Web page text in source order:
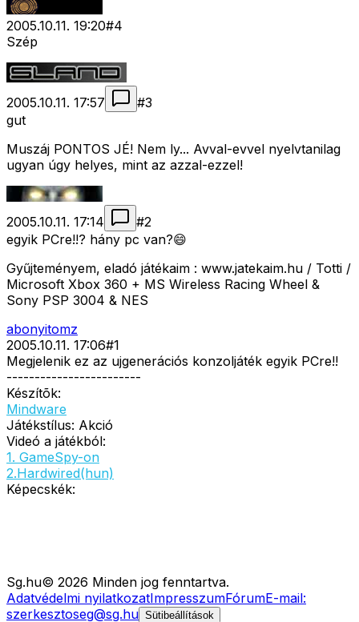
2005.10.11. 19:20#4
Szép
2005.10.11. 17:57 #3
gut
Muszáj PONTOS JÉ! Nem ly... Avval-evvel nyelvtanilag
ugyan úgy helyes, mint az azzal-ezzel!
2005.10.11. 17:14 #2
egyik PCre!!? hány pc van?😄
Gyűjteményem, eladó játékaim : www.jatekaim.hu / Totti /
Microsoft Xbox 360 + MS Wireless Racing Wheel &
Sony PSP 3004 & NES
abonyitomz
2005.10.11. 17:06#1
Megjelenik ez az ujgenerációs konzoljáték egyik PCre!!
------------------------
Készítõk:
Mindware
Játékstílus: Akció
Videó a játékból:
1. GameSpy-on
2.Hardwired(hun)
Képecskék:
Sg.hu© 2026 Minden jog fenntartva.
Adatvédelmi nyilatkozatImpresszumFórumE-mail:
szerkesztoseg@sg.hu Sütibeállítások